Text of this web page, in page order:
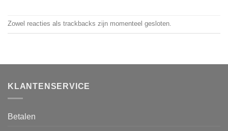
Zowel reacties als trackbacks zijn momenteel gesloten.
KLANTENSERVICE
Betalen